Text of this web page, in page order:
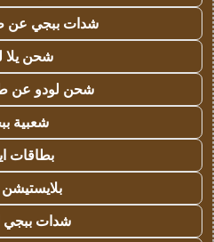
شدات ببجي عن
شحن يلا
شحن لودو عن
شعبية
بطاقات
شدات